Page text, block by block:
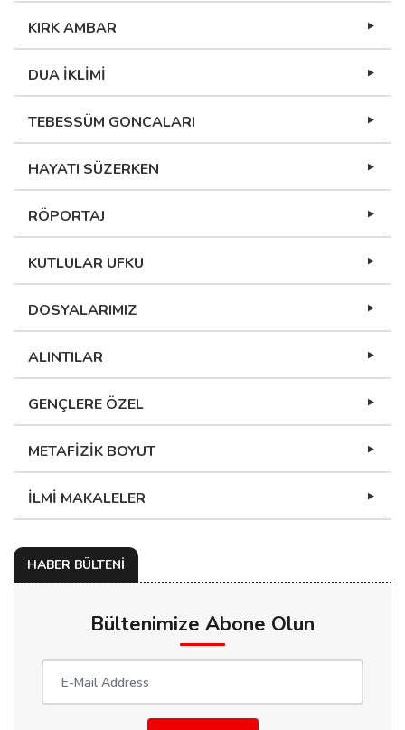
KIRK AMBAR
DUA İKLİMİ
TEBESSÜM GONCALARI
HAYATI SÜZERKEN
RÖPORTAJ
KUTLULAR UFKU
DOSYALARIMIZ
ALINTILAR
GENÇLERE ÖZEL
METAFİZİK BOYUT
İLMİ MAKALELER
HABER BÜLTENİ
Bültenimize Abone Olun